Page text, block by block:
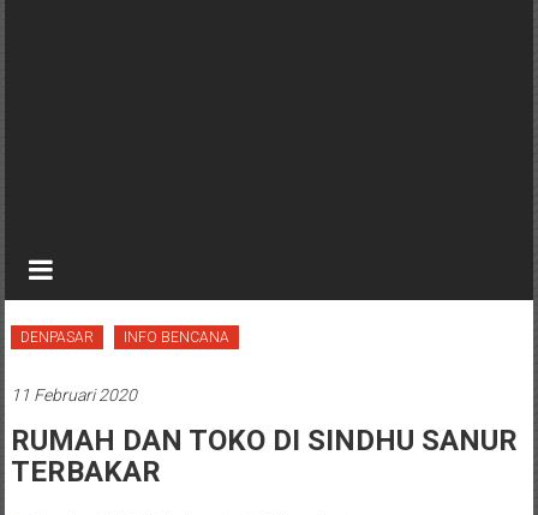
DENPASAR INFO BENCANA
11 Februari 2020
RUMAH DAN TOKO DI SINDHU SANUR
TERBAKAR